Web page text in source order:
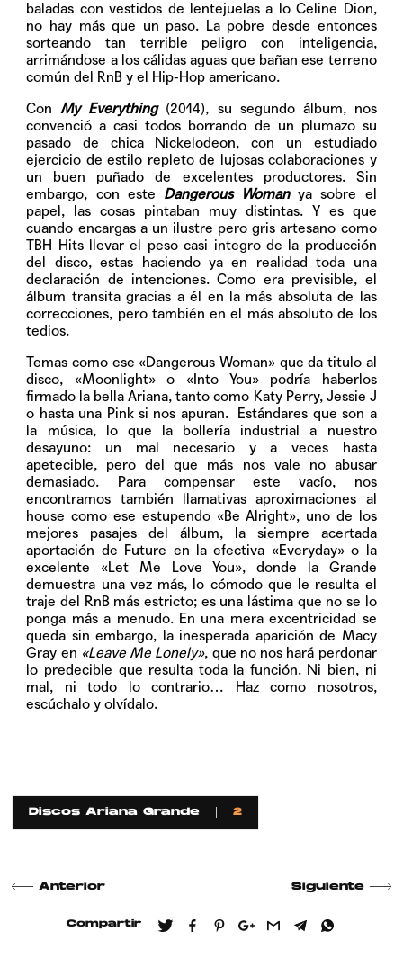
baladas con vestidos de lentejuelas a lo Celine Dion,
no hay más que un paso. La pobre desde entonces
sorteando tan terrible peligro con inteligencia,
arrimándose a los cálidas aguas que bañan ese terreno
común del RnB y el Hip-Hop americano.
ConMy Everything(2014), su segundo álbum, nos
convenció a casi todos borrando de un plumazo su
pasado de chica Nickelodeon, con un estudiado
ejercicio de estilo repleto de lujosas colaboraciones y
un buen puñado de excelentes productores. Sin
embargo, con este Dangerous Womanya sobre el
papel, las cosas pintaban muy distintas. Y es que
cuando encargas a un ilustre pero gris artesano como
TBH Hits llevar el peso casi integro de la producción
del disco, estas haciendo ya en realidad toda una
declaración de intenciones. Como era previsible, el
álbum transita gracias a él en la más absoluta de las
correcciones, pero también en el más absoluto de los
tedios.
Temas como ese «Dangerous Woman» que da titulo al
disco, «Moonlight»o «Into You»podría haberlos
firmado la bella Ariana, tanto como Katy Perry, Jessie J
o hasta una Pink si nos apuran.
Estándares que son a
la música, lo que la bollería industrial a nuestro
desayuno: un mal necesario y a veces hasta
apetecible, pero del que más nos vale no abusar
demasiado. Para compensar este vacío, nos
encontramos también llamativas aproximaciones al
house como ese estupendo «Be Alright», uno de los
mejores pasajes del álbum, la siempre acertada
aportación de Future en la efectiva «Everyday»o la
excelente «Let Me Love You», donde la Grande
demuestra una vez más, lo cómodo que le resulta el
traje del RnB más estricto; es una lástima que no se lo
ponga más a menudo. En una mera excentricidad se
queda sin embargo, la inesperada aparición de Macy
Gray en «Leave Me Lonely», que no nos hará perdonar
lo predecible que resulta toda la función. Ni bien, ni
mal, ni todo lo contrario… Haz como nosotros,
escúchalo y olvídalo.
Discos Ariana Grande 2
Anterior Siguiente
Compartir